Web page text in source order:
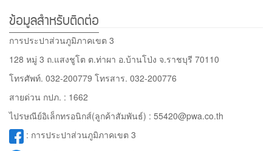
ข้อมูลสำหรับติดต่อ
การประปาส่วนภูมิภาคเขต 3
128 หมู่ 3 ถ.แสงชูโต ต.ท่าผา อ.บ้านโป่ง จ.ราชบุรี 70110
โทรศัพท์. 032-200779 โทรสาร. 032-200776
สายด่วน กปภ. : 1662
ไปรษณีย์อิเล็กทรอนิกส์(ลูกค้าสัมพันธ์) : 55420@pwa.co.th
: การประปาส่วนภูมิภาคเขต 3